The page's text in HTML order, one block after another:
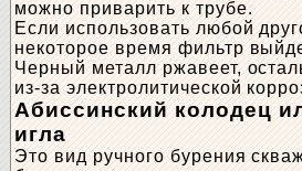
можно приварить к трубе.
Если использовать любой
некоторое время фильтр
Черный металл ржавеет,
из-за электролитической
Абиссинский колодец
игла
Это вид ручного бурения